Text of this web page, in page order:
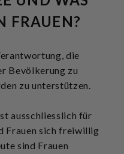
FRAUEN?
die
Bevölkerung zu
zu unterstützen.
ausschliesslich für
Frauen sich freiwillig
sind Frauen